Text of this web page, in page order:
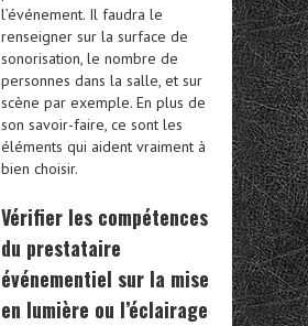
l’événement. Il faudra le
renseigner sur la surface de
sonorisation, le nombre de
personnes dans la salle, et sur
scène par exemple. En plus de
son savoir-faire, ce sont les
éléments qui aident vraiment à
bien choisir.
Vérifier les compétences
du prestataire
événementiel sur la mise
en lumière ou l’éclairage